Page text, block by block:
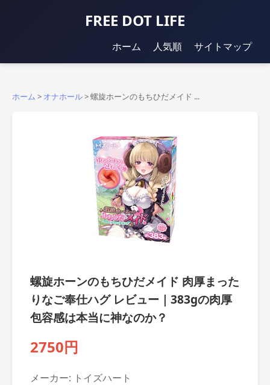
FREE DOT LIFE
ホーム 人気順 サイトマップ
ホーム > オナホール>螺旋ホーンのもちひだメイド ...
螺旋ホーンのもちひだメイド 肉厚まった
りなご奉仕ハグ レビュー｜383gの肉厚
包容感は本当に神なのか？
2750円
メーカー: トイズハート